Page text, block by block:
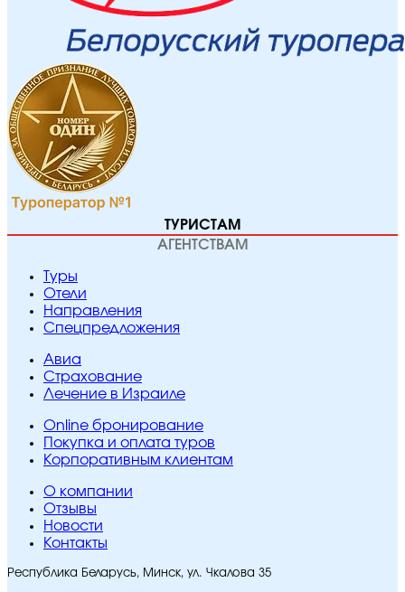
ТУРИСТАМ
АГЕНТСТВАМ
Туры
Отели
Направления
Спецпредложения
Авиа
Страхование
Лечение в Израиле
Online бронирование
Покупка и оплата туров
Корпоративным клиентам
O компании
Отзывы
Новости
Контакты
Республика Беларусь, Минск, ул. Чкалова 35